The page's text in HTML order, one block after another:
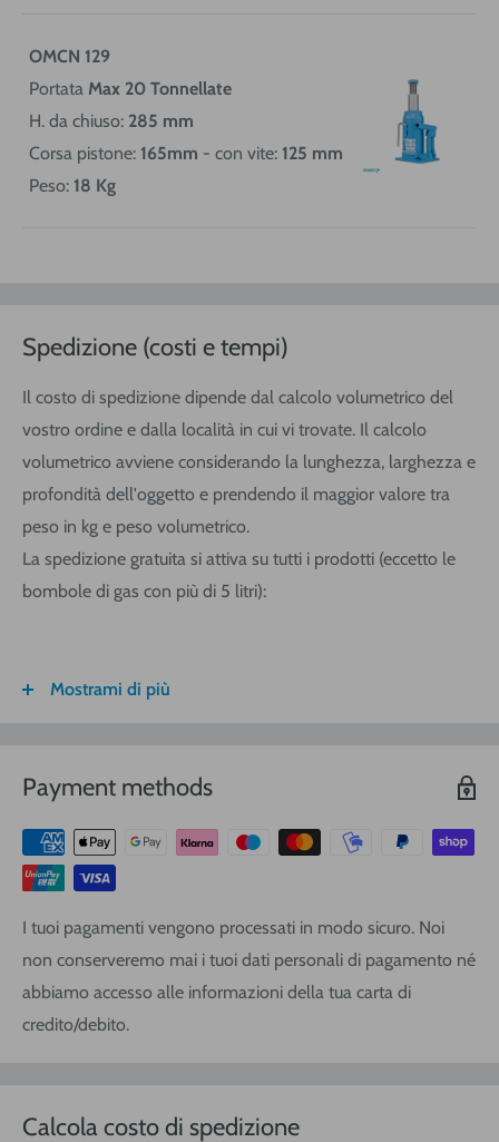
OMCN 129
Portata Max 20 Tonnellate
H. da chiuso: 285 mm
Corsa pistone: 165mm - con vite: 125 mm
Peso: 18 Kg
Spedizione (costi e tempi)
Il costo di spedizione dipende dal calcolo volumetrico del
vostro ordine e dalla località in cui vi trovate. Il calcolo
volumetrico avviene considerando la lunghezza, larghezza e
profondità dell'oggetto e prendendo il maggior valore tra
peso in kg e peso volumetrico.
La spedizione gratuita si attiva su tutti i prodotti (eccetto le
bombole di gas con più di 5 litri):
FASCIA DI
1-3(kg o m3 € 8,90 € 10,40 € 10,40
3-5(kg o
5-10(kg om 3) € 11,25 € 14,20 € 17,10
10-20 € 16,20 € 19,00 € 22,80
20-30(kg o
Mostrami di più
Payment methods
I tuoi pagamenti vengono processati in modo sicuro. Noi
non conserveremo mai i tuoi dati personali di pagamento né
abbiamo accesso alle informazioni della tua carta di
credito/debito.
Calcola costo di spedizione